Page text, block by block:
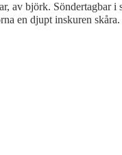
av björk. Söndertagbar i
en djupt inskuren